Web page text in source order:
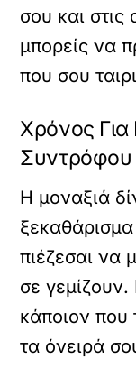
σου και
μπορείς να
που σου
Χρόνος
Συντρόφου
Η μοναξιά
πιέζεσαι να
σε
κάποιον που
τα όνειρά